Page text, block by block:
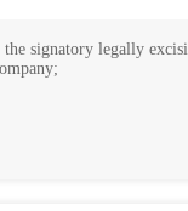
the signatory legally